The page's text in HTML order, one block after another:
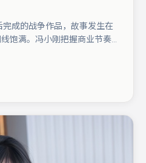
成的战争作品，故事发生在
饱满。冯小刚把握商业节奏的
张译分别提供反差与喜剧/悬
偏爱强类型与清晰主线，这部